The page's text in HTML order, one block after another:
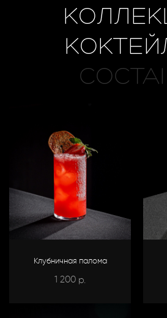
Клубничная палома
1 200 р.